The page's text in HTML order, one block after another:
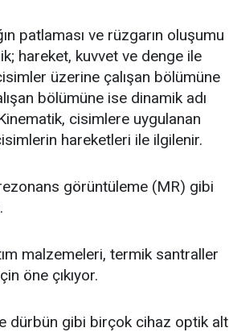
patlaması ve rüzgarın oluşumu
hareket, kuvvet ve denge ile
üzerine çalışan bölümüne
bölümüne ise dinamik adı
cisimlere uygulanan
hareketleri ile ilgilenir.
görüntüleme (MR) gibi
malzemeleri, termik santraller
öne çıkıyor.
dürbün gibi birçok cihaz optik alt